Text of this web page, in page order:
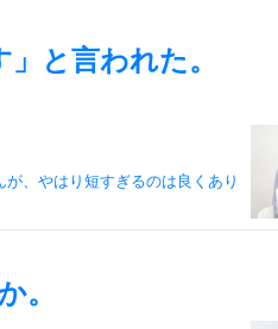
と言われた。
、やはり短すぎるのは良くあり
。